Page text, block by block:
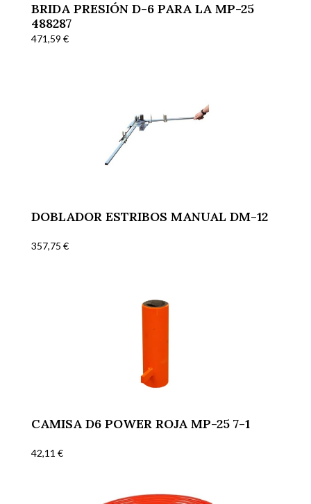
BRIDA PRESIÓN D-6 PARA LA MP-25
488287
471,59 €
DOBLADOR ESTRIBOS MANUAL DM-12
357,75 €
CAMISA D6 POWER ROJA MP-25 7-1
42,11 €